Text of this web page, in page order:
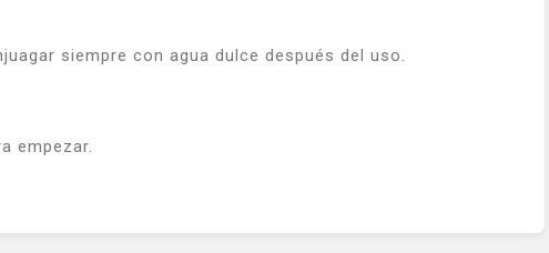
siempre con agua dulce después del uso.
empezar.